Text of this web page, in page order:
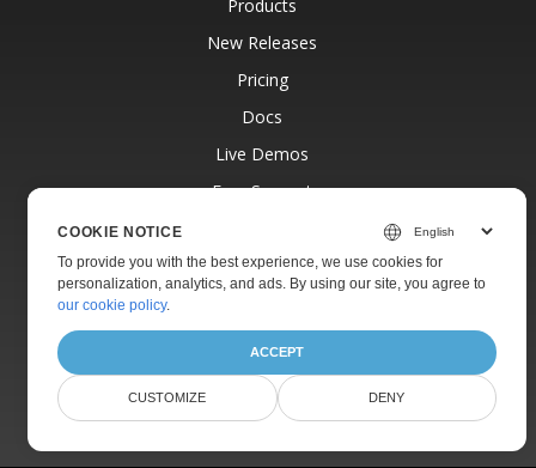
Products
New Releases
Pricing
Docs
Live Demos
Free Support
Paid Consulting
About
COOKIE NOTICE
To provide you with the best experience, we use cookies for
personalization, analytics, and ads. By using our site, you agree to
our cookie policy.
ACCEPT
CUSTOMIZE DENY